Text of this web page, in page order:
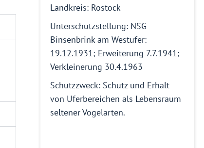
Landkreis: Rostock
Unterschutzstellung: NSG
Binsenbrink am Westufer:
19.12.1931; Erweiterung 7.7.1941;
Verkleinerung 30.4.1963
Schutzzweck: Schutz und Erhalt
von Uferbereichen als Lebensraum
seltener Vogelarten.